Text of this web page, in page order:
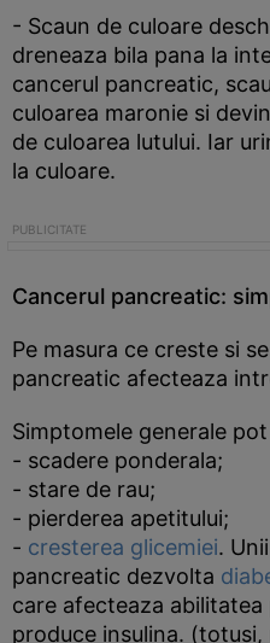
- Scaun de culoare
dreneaza bila pana la
cancerul pancreatic,
culoarea maronie si
de culoarea lutului. Iar
la culoare.
Cancerul pancreatic:
Pe masura ce creste si
pancreatic afecteaza
Simptomele generale
- scadere ponderala;
- stare de rau;
- pierderea apetitului;
- cresterea glicemiei.
pancreatic dezvolta
care afecteaza abilitatea
produce insulina.